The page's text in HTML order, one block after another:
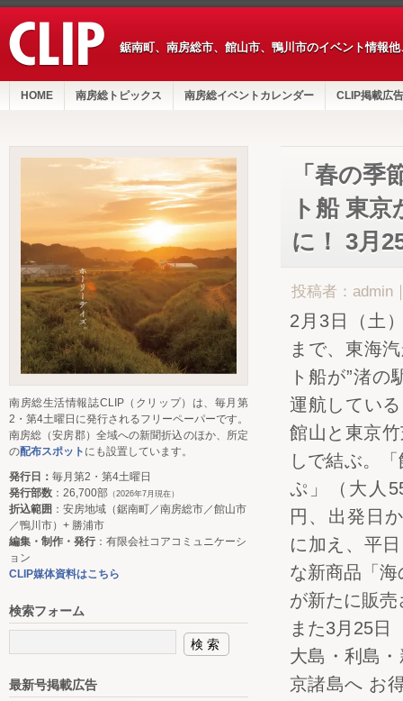
鋸南町、南房総市、館山市、鴨川市のイベント情報
HOME 南房総トピックス 南房総イベントカレンダー CLIP掲載広告
「春の
ト船 東
に！ 3月
投稿者：admin
2月3日（土
まで、東海
ト船が”渚の
運航してい
館山と東京
しで結ぶ。
ぷ」（大人
円、出発日
に加え、平
な新商品「
が新たに販
また3月25日
大島・利島
京諸島へ お
南房総生活情報誌CLIP（クリップ）は、毎月第
2・第4土曜日に発行されるフリーペーパーです。
南房総（安房郡）全域への新聞折込のほか、所定
の配布スポット にも設置しています。
発行日： 毎月第2・第4土曜日
発行部数 ：26,700部 （2026年7月現在）
折込範囲 ：安房地域（鋸南町／南房総市／館山市
／鴨川市）+ 勝浦市
編集・制作・発行：有限会社コアコミュニケーシ
ョン
CLIP媒体資料はこちら
検索フォーム
最新号掲載広告